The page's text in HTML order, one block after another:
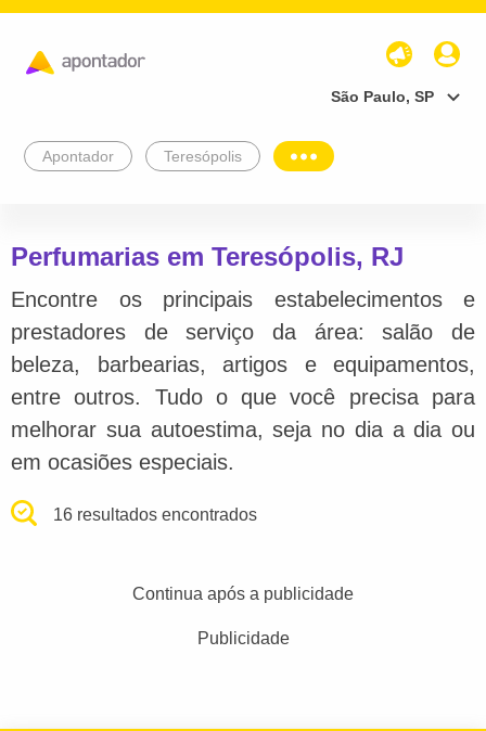
São Paulo, SP
Apontador Teresópolis
Perfumarias em Teresópolis, RJ
Encontre os principais estabelecimentos e
prestadores de serviço da área: salão de
beleza, barbearias, artigos e equipamentos,
entre outros. Tudo o que você precisa para
melhorar sua autoestima, seja no dia a dia ou
em ocasiões especiais.
16 resultados encontrados
Continua após a publicidade
Publicidade